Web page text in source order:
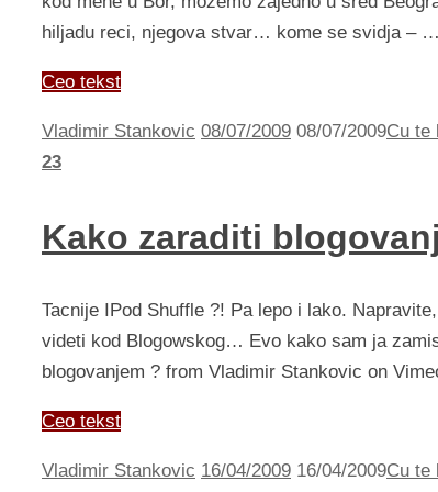
hiljadu reci, njegova stvar… kome se svidja – …
Ceo tekst
Vladimir Stankovic 08/07/2009 08/07/2009Cu te
23
Kako zaraditi
Tacnije IPod Shuffle ?! Pa lepo i lako.
videti kod Blogowskog… Evo kako sam ja
blogovanjem ? from Vladimir Stankovic on
Ceo tekst
Vladimir Stankovic 16/04/2009 16/04/2009Cu te